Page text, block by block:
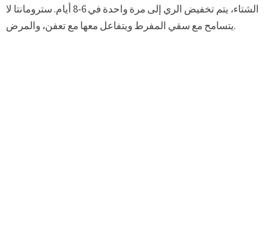
الشتاء، يتم تخفيض الري إلى مرة واحدة في 6-8 أيام. سترومانتا لا
يتسامح مع سقي المفرط ويتفاعل معها مع تعفن، والمرض.